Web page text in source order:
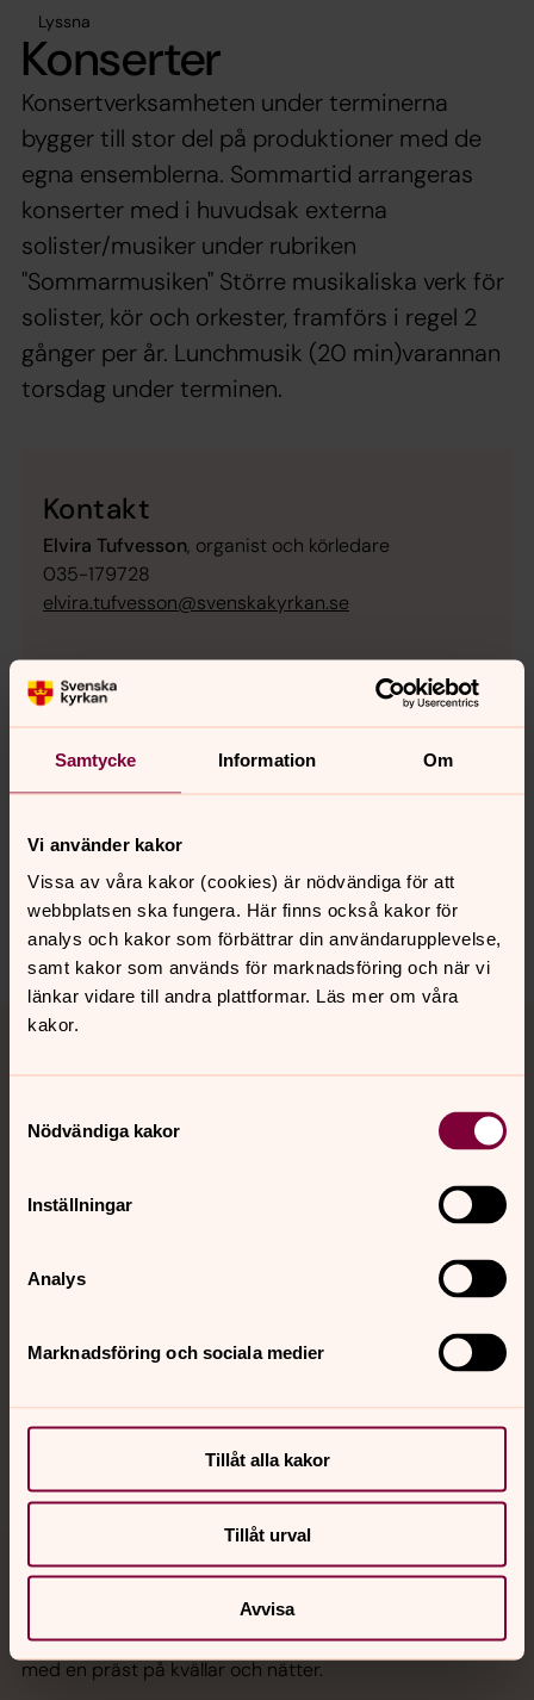
Samtycke Information Om
Vi använder kakor
Vissa av våra kakor (cookies) är nödvändiga för att
webbplatsen ska fungera. Här finns också kakor för
analys och kakor som förbättrar din användarupplevelse,
samt kakor som används för marknadsföring och när vi
länkar vidare till andra plattformar. Läs mer om våra
kakor.
Nödvändiga kakor
Inställningar
Analys
Marknadsföring och sociala medier
Tillåt alla kakor
Tillåt urval
Avvisa
Lyssna
Konserter
Konsertverksamheten under terminerna
bygger till stor del på produktioner med de
egna ensemblerna. Sommartid arrangeras
konserter med i huvudsak externa
solister/musiker under rubriken
"Sommarmusiken" Större musikaliska verk för
solister, kör och orkester, framförs i regel 2
gånger per år. Lunchmusik (20 min)varannan
torsdag under terminen.
Kontakt
Elvira Tufvesson, organist och körledare
035-179728
elvira.tufvesson@svenskakyrkan.se
Senast ändrad 28 maj 2024
Synpunkter eller frågor på sidans
snostorps.forsamling@svenskakyrkan.se
Dela
Tillbaka till toppen
Tillbaka till innehållet
Kontakt
Kalender
Sociala kanaler
Jourhavande präst
Akut samtals- och krisstöd. Prata eller chatta anonymt
med en präst på kvällar och nätter.